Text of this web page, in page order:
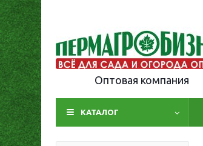
Оптовая компания
КАТАЛОГ